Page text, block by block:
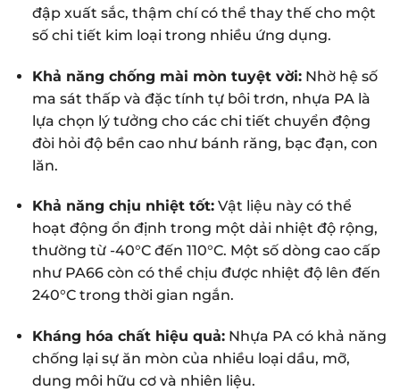
đập xuất sắc, thậm chí có thể thay thế cho một
số chi tiết kim loại trong nhiều ứng dụng.
Khả năng chống mài mòn tuyệt vời:Nhờ hệ số
ma sát thấp và đặc tính tự bôi trơn, nhựa PA là
lựa chọn lý tưởng cho các chi tiết chuyển động
đòi hỏi độ bền cao như bánh răng, bạc đạn, con
lăn.
Khả năng chịu nhiệt tốt:Vật liệu này có thể
hoạt động ổn định trong một dải nhiệt độ rộng,
thường từ -40°C đến 110°C. Một số dòng cao cấp
như PA66 còn có thể chịu được nhiệt độ lên đến
240°C trong thời gian ngắn.
Kháng hóa chất hiệu quả:Nhựa PA có khả năng
chống lại sự ăn mòn của nhiều loại dầu, mỡ,
dung môi hữu cơ và nhiên liệu.